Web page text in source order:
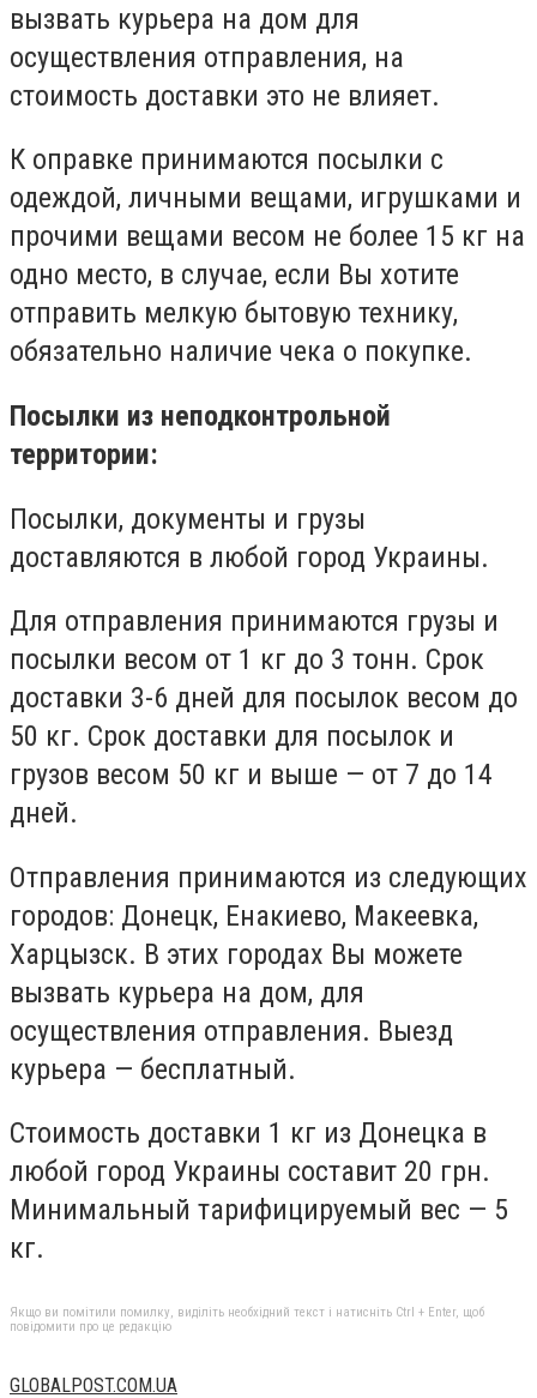
вызвать курьера на дом для
осуществления отправления, на
стоимость доставки это не влияет.
К оправке принимаются посылки с
одеждой, личными вещами, игрушками и
прочими вещами весом не более 15 кг на
одно место, в случае, если Вы хотите
отправить мелкую бытовую технику,
обязательно наличие чека о покупке.
Посылки из неподконтрольной
территории:
Посылки, документы и грузы
доставляются в любой город Украины.
Для отправления принимаются грузы и
посылки весом от 1 кг до 3 тонн. Срок
доставки 3-6 дней для посылок весом до
50 кг. Срок доставки для посылок и
грузов весом 50 кг и выше — от 7 до 14
дней.
Отправления принимаются из следующих
городов: Донецк, Енакиево, Макеевка,
Харцызск. В этих городах Вы можете
вызвать курьера на дом, для
осуществления отправления. Выезд
курьера — бесплатный.
Стоимость доставки 1 кг из Донецка в
любой город Украины составит 20 грн.
Минимальный тарифицируемый вес — 5
кг.
Якщо ви помітили помилку, виділіть необхідний текст і натисніть Ctrl + Enter, щоб
повідомити про це редакцію
GLOBALPOST.COM.UA